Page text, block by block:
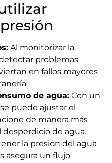
Al monitorizar la
problemas
en fallos mayores
de agua: Con un
puede ajustar el
de manera más
de agua.
la presión del agua
asegura un flujo